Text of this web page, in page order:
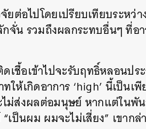
ต่อไปโดยเปรียบเทียบระหว่
กจั่น รวมถึงผลกระทบอื่นๆ ที่
ชื้อเข้าไปจะรับฤทธิ์หลอนปร
ห้เกิดอาการ ‘high’ นี้เป็นเ
ม่ส่งผลต่อมนุษย์ หากแต่ในพั
ป็นผม ผมจะไม่เสี่ยง” เขากล่